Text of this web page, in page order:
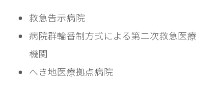
救急告示病院
病院群輪番制方式による第二次救急医療
機関
へき地医療拠点病院